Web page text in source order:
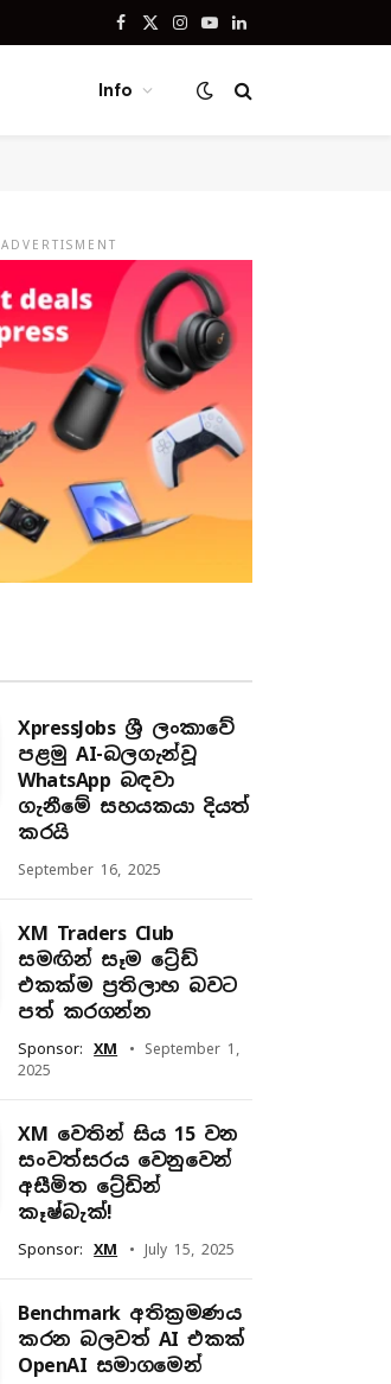
Facebook
X
Instagram
YouTubeLinkedIn
Info
ADVERTISMENT
XpressJobs ශ්‍රී ලංකාවේ
පළමු AI-බලගැන්වූ
WhatsApp බඳවා
ගැනීමේ සහයකයා දියත්
කරයි
September 16, 2025
XM Traders Club
සමඟින් සෑම ට්‍රේඩ්
එකක්ම ප්‍රතිලාභ බවට
පත් කරගන්න
Sponsor: XM
September 1,
2025
XM වෙතින් සිය 15 වන
සංවත්සරය වෙනුවෙන්
අසීමිත ට්‍රේඩින්
කෑෂ්බැක්!
Sponsor: XM July 15, 2025
Benchmark අතික්‍රමණය
කරන බලවත් AI එකක්
OpenAI සමාගමෙන්